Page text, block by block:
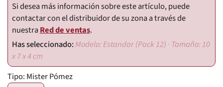
Si desea más información sobre este artículo, puede
contactar con el distribuidor de su zona a través de
nuestraRed de ventas.
Modelo: Estandar (Pack 12) · Tamaño: 10
x 7 x 4 cm
Tipo: Mister Pómez